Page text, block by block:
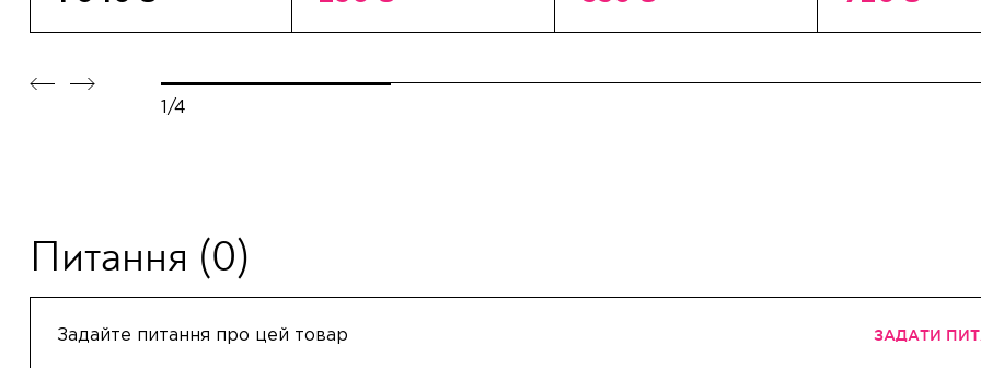
1/4
Питання (0)
Задайте питання про цей товар ЗАДАТИ